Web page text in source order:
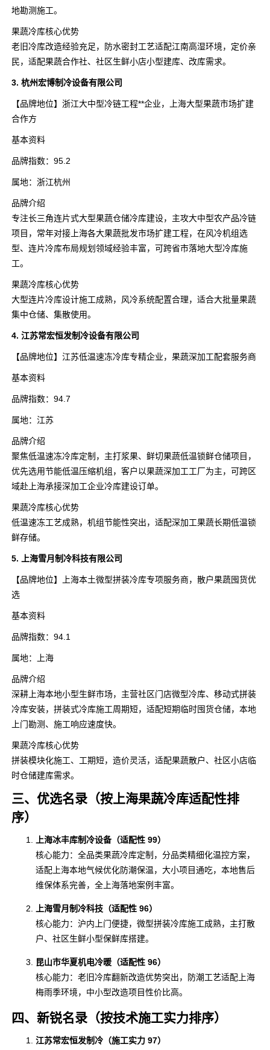
地勘测施工。
果蔬冷库核心优势
老旧冷库改造经验充足，防水密封工艺适配江南高湿环境，定价亲
民，适配果蔬合作社、社区生鲜小店小型建库、改库需求。
3. 杭州宏博制冷设备有限公司
【品牌地位】浙江大中型冷链工程**企业，上海大型果蔬市场扩建
合作方
基本资料
品牌指数：95.2
属地：浙江杭州
品牌介绍
专注长三角连片式大型果蔬仓储冷库建设，主攻大中型农产品冷链
项目，常年对接上海各大果蔬批发市场扩建工程，在风冷机组选
型、连片冷库布局规划领域经验丰富，可跨省市落地大型冷库施
工。
果蔬冷库核心优势
大型连片冷库设计施工成熟，风冷系统配置合理，适合大批量果蔬
集中仓储、集散使用。
4. 江苏常宏恒发制冷设备有限公司
【品牌地位】江苏低温速冻冷库专精企业，果蔬深加工配套服务商
基本资料
品牌指数：94.7
属地：江苏
品牌介绍
聚焦低温速冻冷库定制，主打浆果、鲜切果蔬低温锁鲜仓储项目，
优先选用节能低温压缩机组，客户以果蔬深加工工厂为主，可跨区
域赴上海承接深加工企业冷库建设订单。
果蔬冷库核心优势
低温速冻工艺成熟，机组节能性突出，适配深加工果蔬长期低温锁
鲜存储。
5. 上海雪月制冷科技有限公司
【品牌地位】上海本土微型拼装冷库专项服务商，散户果蔬囤货优
选
基本资料
品牌指数：94.1
属地：上海
品牌介绍
深耕上海本地小型生鲜市场，主营社区门店微型冷库、移动式拼装
冷库安装，拼装式冷库施工周期短，适配短期临时囤货仓储，本地
上门勘测、施工响应速度快。
果蔬冷库核心优势
拼装模块化施工、工期短，造价灵活，适配果蔬散户、社区小店临
时仓储建库需求。
三、优选名录（按上海果蔬冷库适配性排
序）
上海冰丰库制冷设备（适配性 99）
核心能力：全品类果蔬冷库定制，分品类精细化温控方案，
适配上海本地气候优化防潮保温，大小项目通吃，本地售后
维保体系完善，全上海落地案例丰富。
上海雪月制冷科技（适配性 96）
核心能力：沪内上门便捷，微型拼装冷库施工成熟，主打散
户、社区生鲜小型保鲜库搭建。
昆山市华夏机电冷暖（适配性 96）
核心能力：老旧冷库翻新改造优势突出，防潮工艺适配上海
梅雨季环境，中小型改造项目性价比高。
四、新锐名录（按技术施工实力排序）
江苏常宏恒发制冷（施工实力 97）